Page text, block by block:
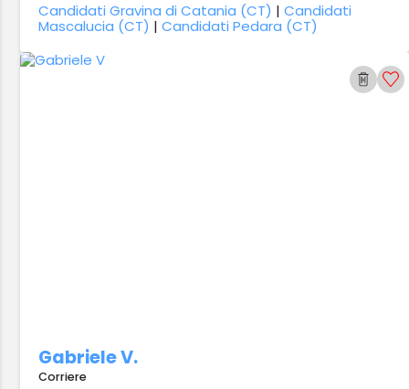
Candidati Gravina di Catania (CT) |Candidati
Mascalucia (CT) |Candidati Pedara (CT)
Gabriele V.
Corriere